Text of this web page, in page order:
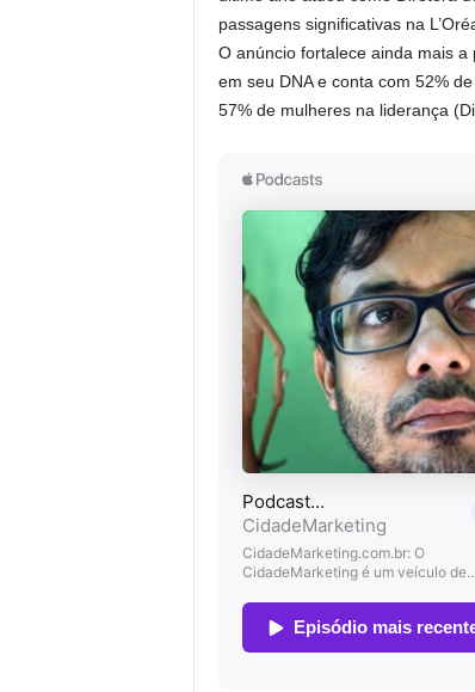
passagens significativas na
O anúncio fortalece ainda mais
em seu DNA e conta com 52%
57% de mulheres na liderança